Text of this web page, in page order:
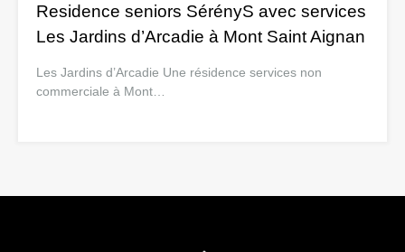
Residence seniors SérényS avec services
Les Jardins d’Arcadie à Mont Saint Aignan
Les Jardins d’Arcadie Une résidence services non
commerciale à Mont…